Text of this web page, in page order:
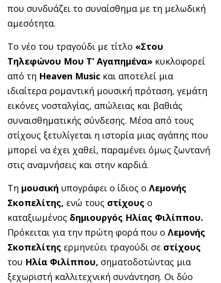
που συνδυάζει το συναίσθημα με τη μελωδική
αμεσότητα.
Το νέο του τραγούδι με τίτλο «Στου
Τηλεφώνου Μου Τ’ Αγαπημένα» κυκλοφορεί
από τη Heaven Music και αποτελεί μια
ιδιαίτερα ρομαντική μουσική πρόταση, γεμάτη
εικόνες νοσταλγίας, απώλειας και βαθιάς
συναισθηματικής σύνδεσης. Μέσα από τους
στίχους ξετυλίγεται η ιστορία μιας αγάπης που
μπορεί να έχει χαθεί, παραμένει όμως ζωντανή
στις αναμνήσεις και στην καρδιά.
Τη μουσική υπογράφει ο ίδιος ο Λεμονής
Σκοπελίτης, ενώ τους στίχους ο
καταξιωμένος δημιουργός Ηλίας Φιλίππου.
Πρόκειται για την πρώτη φορά που ο Λεμονής
Σκοπελίτης ερμηνεύει τραγούδι σε στίχους
του Ηλία Φιλίππου, σηματοδοτώντας μια
ξεχωριστή καλλιτεχνική συνάντηση. Οι δύο